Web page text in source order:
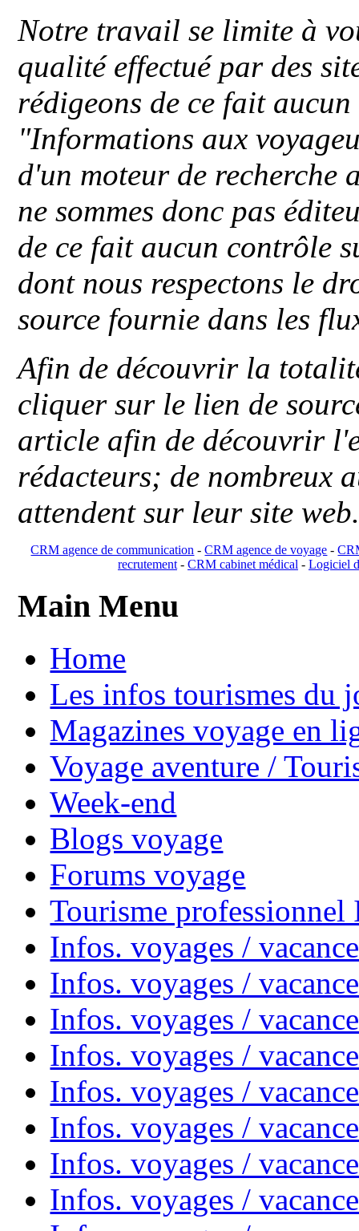
Notre travail se limite à
qualité effectué par des
rédigeons de ce fait
"Informations aux
d'un moteur de recherche
ne sommes donc pas
de ce fait aucun contrôle
dont nous respectons le
source fournie dans les
Afin de découvrir la
cliquer sur le lien de
article afin de découvrir
rédacteurs; de nombreux
attendent sur leur site
CRM agence de communication -CRM agence de voyage -
recrutement- CRM cabinet médical- Logiciel
Main Menu
Home
Les infos tourismes du
Magazines voyage en
Voyage aventure /
Week-end
Blogs voyage
Forums voyage
Tourisme
Infos. voyages /
Infos. voyages /
Infos. voyages /
Infos. voyages /
Infos. voyages /
Infos. voyages /
Infos. voyages /
Infos. voyages /